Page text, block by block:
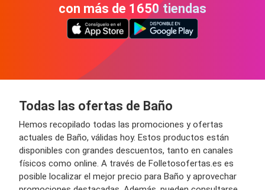
con más de 1650 tiendas
Todas las ofertas de Baño
Hemos recopilado todas las promociones y ofertas
actuales de Baño, válidas hoy. Estos productos están
disponibles con grandes descuentos, tanto en canales
físicos como online. A través de Folletosofertas.es es
posible localizar el mejor precio para Baño y aprovechar